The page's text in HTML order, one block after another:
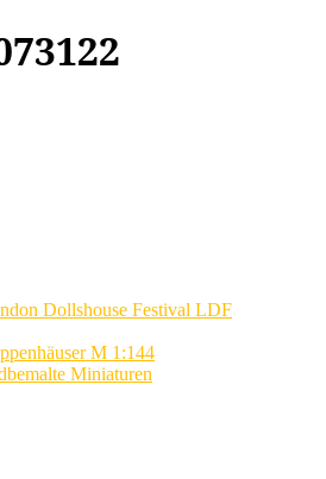
Dollshouse Festival LDF
M 1:144
Miniaturen